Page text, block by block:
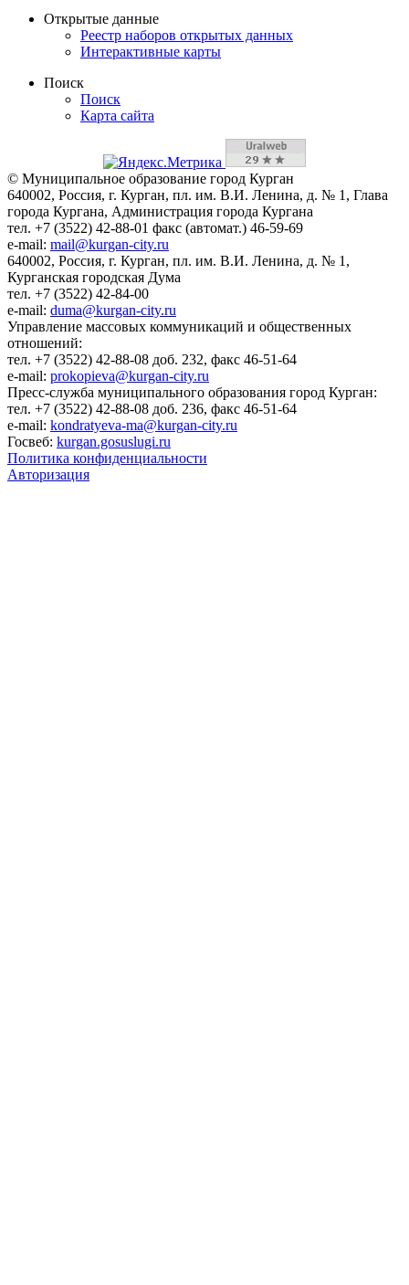
Открытые данные
Реестр наборов открытых данных
Интерактивные карты
Поиск
Поиск
Карта сайта
© Муниципальное образование город Курган
640002, Россия, г. Курган, пл. им. В.И. Ленина, д. № 1, Глава
города Кургана, Администрация города Кургана
тел. +7 (3522) 42-88-01 факс (автомат.) 46-59-69
e-mail: mail@kurgan-city.ru
640002, Россия, г. Курган, пл. им. В.И. Ленина, д. № 1,
Курганская городская Дума
тел. +7 (3522) 42-84-00
e-mail: duma@kurgan-city.ru
Управление массовых коммуникаций и общественных
отношений:
тел. +7 (3522) 42-88-08 доб. 232, факс 46-51-64
e-mail: prokopieva@kurgan-city.ru
Пресс-служба муниципального образования город Курган:
тел. +7 (3522) 42-88-08 доб. 236, факс 46-51-64
e-mail: kondratyeva-ma@kurgan-city.ru
Госвеб: kurgan.gosuslugi.ru
Политика конфиденциальности
Авторизация